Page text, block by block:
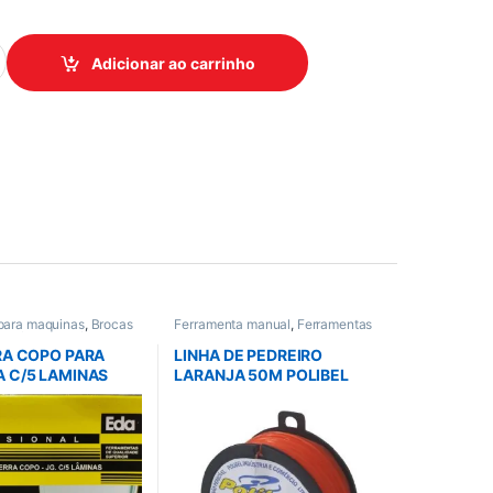
25MM ESTRELA quantidade
Adicionar ao carrinho
maquinas, Brocas
/
COPO PARA
C/5 LAMINAS
Ferramenta manual, Ferramentas
LINHA DE PEDREIRO
LARANJA 50M POLIBEL